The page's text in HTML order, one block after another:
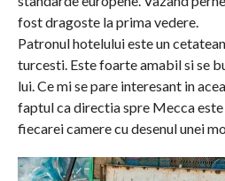
fost dragoste la prima vedere.
Patronul hotelului este un
turcesti. Este foarte amabil si se
lui. Ce mi se pare interesant in
faptul ca directia spre Mecca
fiecarei camere cu desenul unei